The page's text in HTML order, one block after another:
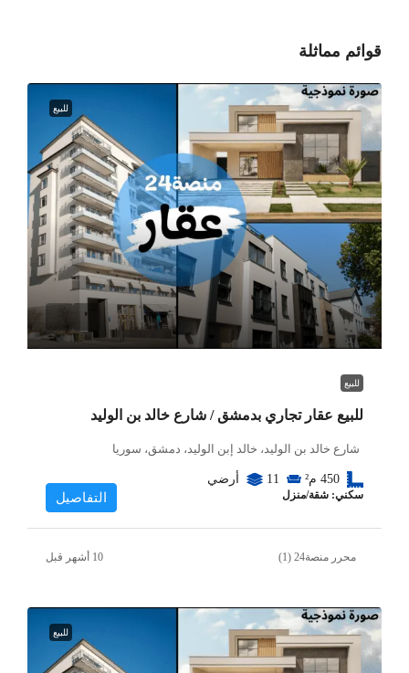
قوائم مماثلة
للبيع
للبيع
للبيع عقار تجاري بدمشق / شارع خالد بن الوليد
شارع خالد بن الوليد، خالد إبن الوليد، دمشق، سوريا
450 م² 11 أرضي
سكني: شقة/منزل التفاصيل
محرر منصة24 (1)
للبيع